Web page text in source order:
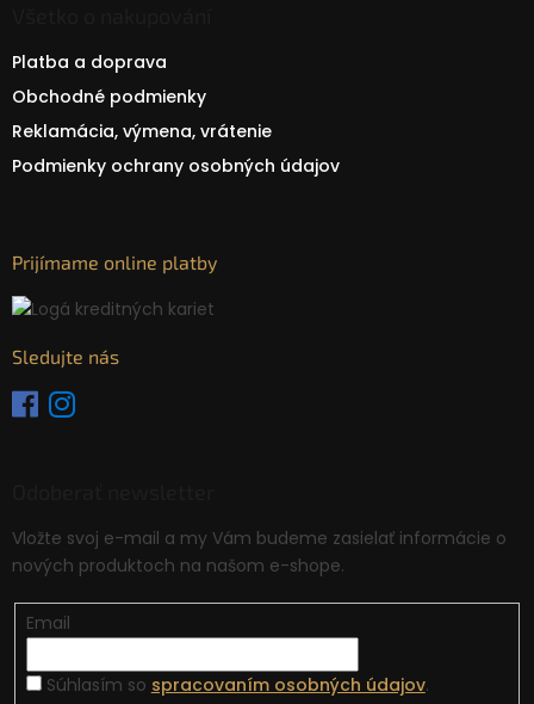
Platba a doprava
Obchodné podmienky
Reklamácia, výmena, vrátenie
Podmienky ochrany osobných údajov
Prijímame online platby
Sledujte nás
Vložte svoj e-mail a my Vám budeme zasielať informácie o
nových produktoch na našom e-shope.
Email
Súhlasím so spracovaním osobných údajov.